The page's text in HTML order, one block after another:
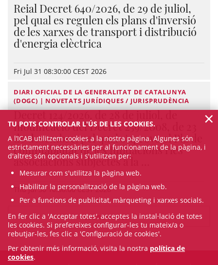
Reial Decret 640/2026, de 29 de juliol,
pel qual es regulen els plans d'inversió
de les xarxes de transport i distribució
d'energia elèctrica
Fri Jul 31 08:30:00 CEST 2026
DIARI OFICIAL DE LA GENERALITAT DE CATALUNYA
(DOGC) | NOVETATS JURÍDIQUES / JURISPRUDÈNCIA
Decret 124/2026, de 28 de juliol, de
modificació del Decret 259/2008, de 23
de desembre, pel qual s'aprova el Pla de
comptabilitat de les fundacions i les
associacions subjectes a la ...
Thu Jul 30 10:38:00 CEST 2026
VEURE TOTES
TU POTS CONTROLAR L'ÚS DE LES COOKIES.
A l’ICAB utilitzem cookies a la nostra pàgina. Algunes són
estrictament necessàries per al funcionament de la pàgina, i
d'altres són opcionals i s'utilitzen per:
Mesurar com s'utilitza la pàgina web.
Habilitar la personalització de la pàgina web.
Per a funcions de publicitat, màrqueting i xarxes socials.
En fer clic a 'Acceptar totes', acceptes la instal·lació de totes
les cookies. Si prefereixes configurar-les tu mateix/a o
rebutjar-les, fes clic a 'Configuració de cookies'.
Per obtenir més informació, visita la nostra política de
cookies.
×